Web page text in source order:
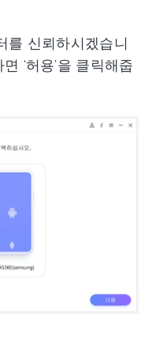
를 신뢰하시겠습니
‘허용’을 클릭해줍